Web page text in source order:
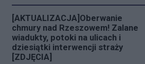
[AKTUALIZACJA]Oberwanie
chmury nad Rzeszowem! Zalane
wiadukty, potoki na ulicach i
dziesiątki interwencji straży
[ZDJĘCIA]